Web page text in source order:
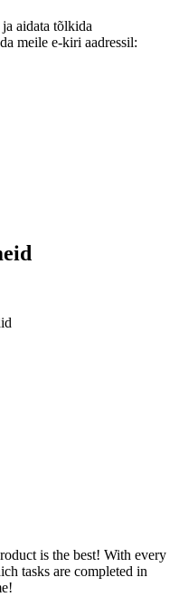
aidata tõlkida
meile e-kiri aadressil:
is the best! With every
tasks are completed in